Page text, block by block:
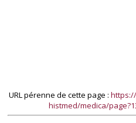
URL pérenne de cette page :
histmed/medica/